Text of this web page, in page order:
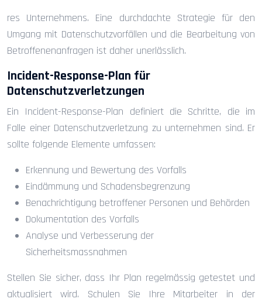
res Unternehmens. Eine durchdachte Strategie für den
Umgang mit Datenschutzvorfällen und die Bearbeitung von
Betroffenenanfragen ist daher unerlässlich.
Incident-Response-Plan für
Datenschutzverletzungen
Ein Incident-Response-Plan definiert die Schritte, die im
Falle einer Datenschutzverletzung zu unternehmen sind. Er
sollte folgende Elemente umfassen:
Erkennung und Bewertung des Vorfalls
Eindämmung und Schadensbegrenzung
Benachrichtigung betroffener Personen und Behörden
Dokumentation des Vorfalls
Analyse und Verbesserung der
Sicherheitsmassnahmen
Stellen Sie sicher, dass Ihr Plan regelmässig getestet und
aktualisiert wird. Schulen Sie Ihre Mitarbeiter in der